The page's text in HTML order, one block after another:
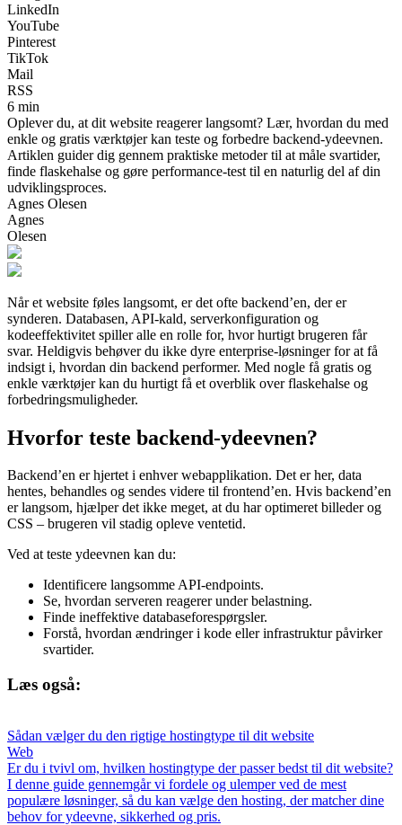
LinkedIn
YouTube
Pinterest
TikTok
Mail
RSS
6 min
Oplever du, at dit website reagerer langsomt? Lær, hvordan du med
enkle og gratis værktøjer kan teste og forbedre backend-ydeevnen.
Artiklen guider dig gennem praktiske metoder til at måle svartider,
finde flaskehalse og gøre performance-test til en naturlig del af din
udviklingsproces.
Agnes Olesen
Agnes
Olesen
Når et website føles langsomt, er det ofte backend’en, der er
synderen. Databasen, API-kald, serverkonfiguration og
kodeeffektivitet spiller alle en rolle for, hvor hurtigt brugeren får
svar. Heldigvis behøver du ikke dyre enterprise-løsninger for at få
indsigt i, hvordan din backend performer. Med nogle få gratis og
enkle værktøjer kan du hurtigt få et overblik over flaskehalse og
forbedringsmuligheder.
Hvorfor teste backend-ydeevnen?
Backend’en er hjertet i enhver webapplikation. Det er her, data
hentes, behandles og sendes videre til frontend’en. Hvis backend’en
er langsom, hjælper det ikke meget, at du har optimeret billeder og
CSS – brugeren vil stadig opleve ventetid.
Ved at teste ydeevnen kan du:
Identificere langsomme API-endpoints.
Se, hvordan serveren reagerer under belastning.
Finde ineffektive databaseforespørgsler.
Forstå, hvordan ændringer i kode eller infrastruktur påvirker
svartider.
Læs også:
Sådan vælger du den rigtige hostingtype til dit website
Web
Er du i tvivl om, hvilken hostingtype der passer bedst til dit website?
I denne guide gennemgår vi fordele og ulemper ved de mest
populære løsninger, så du kan vælge den hosting, der matcher dine
behov for ydeevne, sikkerhed og pris.